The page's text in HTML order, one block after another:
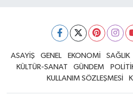
ASAYİŞ GENEL EKONOMİ SAĞLIK
KÜLTÜR-SANAT
GÜNDEM
KULLANIM SÖZLEŞMESİ